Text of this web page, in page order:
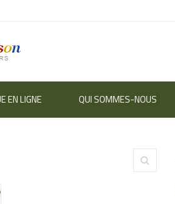
EN LIGNE QUI SOMMES-NOUS